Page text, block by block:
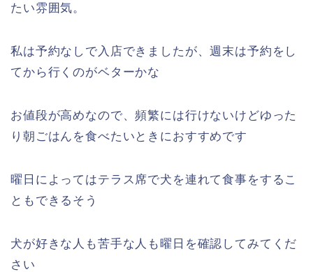
たい雰囲気。
私は予約なしで入店できましたが、週末は予約をし
てから行くのがベターかな
お値段が高めなので、頻繁には行けないけどゆった
り朝ごはんを食べたいときにおすすめです
曜日によってはテラス席で犬を連れて食事をするこ
ともできるそう
犬が好きな人も苦手な人も曜日を確認してみてくだ
さい